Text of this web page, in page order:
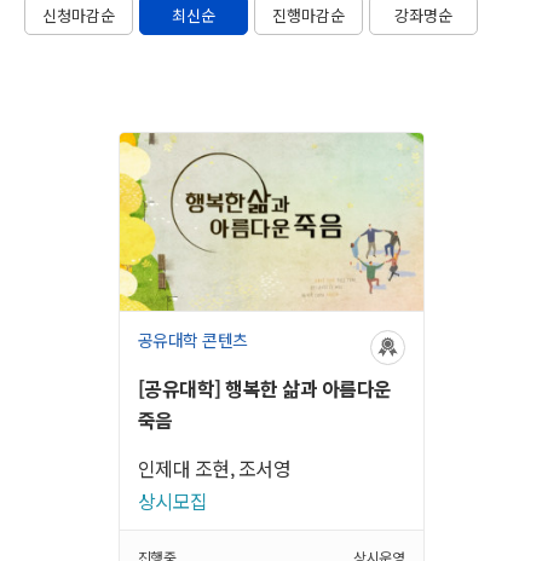
신청마감순 최신순 진행마감순 강좌명순
공유대학 콘텐츠
[공유대학] 행복한 삶과 아름다운
죽음
인제대 조현, 조서영
상시모집
진행중 상시운영